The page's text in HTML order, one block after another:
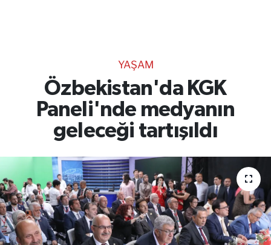
YAŞAM
Özbekistan'da KGK
Paneli'nde medyanın
geleceği tartışıldı
RESMİ İLANLAR
Gencsesfm Canlı Dinle